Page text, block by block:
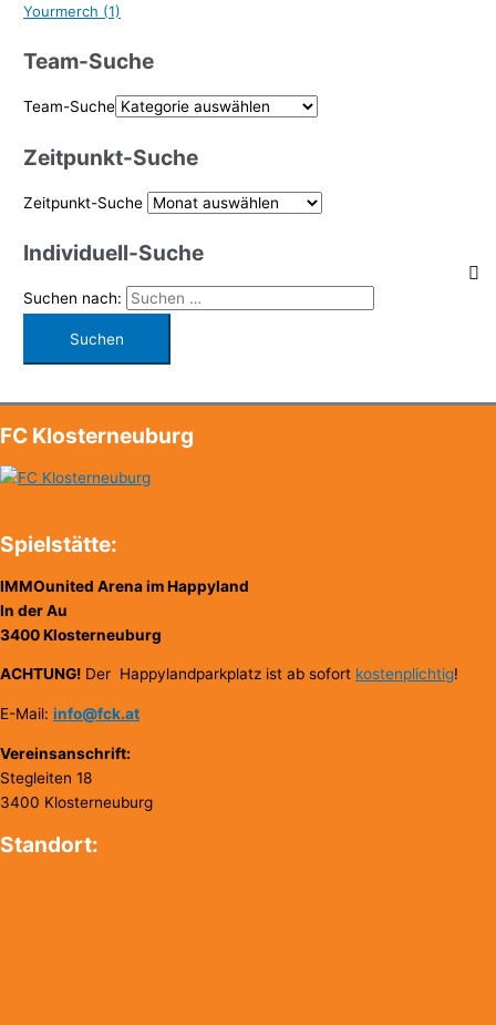
Yourmerch (1)
Team-Suche
Team-Suche
Zeitpunkt-Suche
Zeitpunkt-Suche
Individuell-Suche
Suchen nach:
FC Klosterneuburg
Spielstätte:
IMMOunited Arena im Happyland
In der Au
3400 Klosterneuburg
ACHTUNG! Der Happylandparkplatz ist ab sofort kostenplichtig!
E-Mail: info@fck.at
Vereinsanschrift:
Stegleiten 18
3400 Klosterneuburg
Standort: